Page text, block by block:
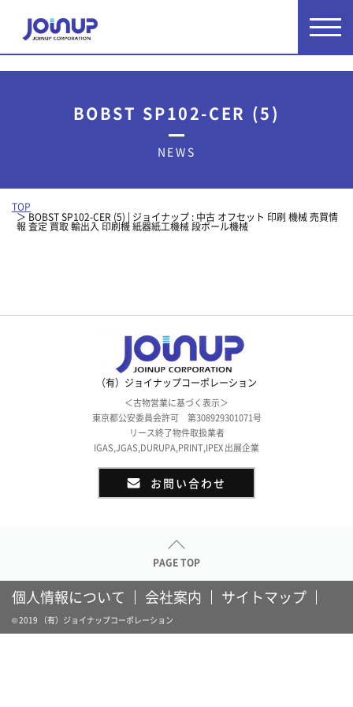
BOBST SP102-CER (5)
NEWS
TOP
BOBST SP102-CER (5) | ジョイナップ : 中古 オフセット 印刷 機械 売買情
報 査定 買取 輸出入 印刷機 紙器紙工機械 段ボール機械
（有）ジョイナップコーポレーション
＜古物営業に基づく表示＞
東京都公安委員会許可 第308929301071号
リース終了物件取扱業者
IGAS,JGAS,DURUPA,PRINT,IPEX 出展企業
お問い合わせ
PAGE TOP
個人情報について 会社案内 サイトマップ
© 2019 （有）ジョイナップコーポレーション